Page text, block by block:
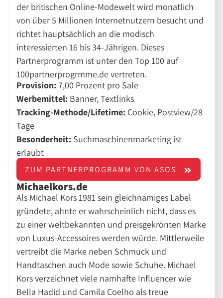
der britischen Online-Modewelt wird monatlich
von über 5 Millionen Internetnutzern besucht und
richtet hauptsächlich an die modisch
interessierten 16 bis 34-Jährigen. Dieses
Partnerprogramm ist unter den Top 100 auf
100partnerprogrmme.de vertreten.
Provision: 7,00 Prozent pro Sale
Werbemittel: Banner, Textlinks
Tracking-Methode/Lifetime: Cookie, Postview/28
Tage
Besonderheit: Suchmaschinenmarketing ist
erlaubt
ZUM PARTNERPROGRAMM VON ASOS
Michaelkors.de
Als Michael Kors 1981 sein gleichnamiges Label
gründete, ahnte er wahrscheinlich nicht, dass es
zu einer weltbekannten und preisgekrönten Marke
von Luxus-Accessoires werden würde. Mittlerweile
vertreibt die Marke neben Schmuck und
Handtaschen auch Mode sowie Schuhe. Michael
Kors verzeichnet viele namhafte Influencer wie
Bella Hadid und Camila Coelho als treue